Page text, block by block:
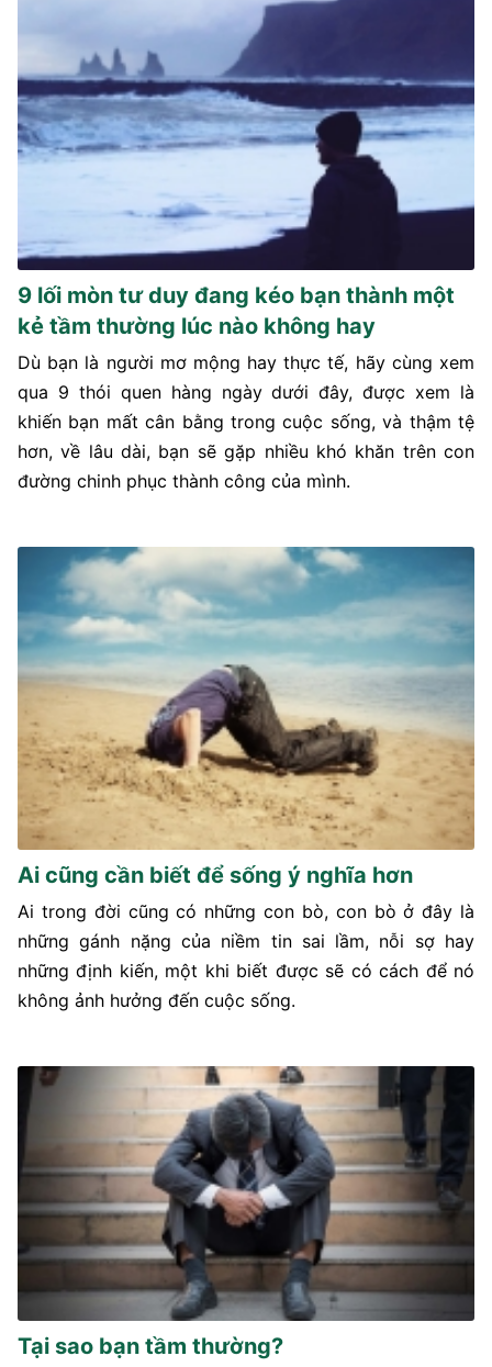
9 lối mòn tư duy đang kéo bạn thành một
kẻ tầm thường lúc nào không hay
Dù bạn là người mơ mộng hay thực tế, hãy cùng xem
qua 9 thói quen hàng ngày dưới đây, được xem là
khiến bạn mất cân bằng trong cuộc sống, và thậm tệ
hơn, về lâu dài, bạn sẽ gặp nhiều khó khăn trên con
đường chinh phục thành công của mình.
Ai cũng cần biết để sống ý nghĩa hơn
Ai trong đời cũng có những con bò, con bò ở đây là
những gánh nặng của niềm tin sai lầm, nỗi sợ hay
những định kiến, một khi biết được sẽ có cách để nó
không ảnh hưởng đến cuộc sống.
Tại sao bạn tầm thường?